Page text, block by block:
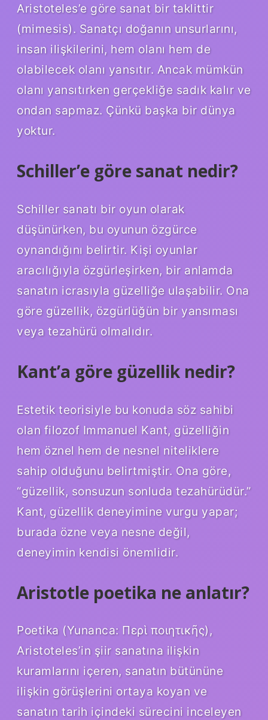
Aristoteles’e göre sanat bir taklittir
(mimesis). Sanatçı doğanın unsurlarını,
insan ilişkilerini, hem olanı hem de
olabilecek olanı yansıtır. Ancak mümkün
olanı yansıtırken gerçekliğe sadık kalır ve
ondan sapmaz. Çünkü başka bir dünya
yoktur.
Schiller’e göre sanat nedir?
Schiller sanatı bir oyun olarak
düşünürken, bu oyunun özgürce
oynandığını belirtir. Kişi oyunlar
aracılığıyla özgürleşirken, bir anlamda
sanatın icrasıyla güzelliğe ulaşabilir. Ona
göre güzellik, özgürlüğün bir yansıması
veya tezahürü olmalıdır.
Kant’a göre güzellik nedir?
Estetik teorisiyle bu konuda söz sahibi
olan filozof Immanuel Kant, güzelliğin
hem öznel hem de nesnel niteliklere
sahip olduğunu belirtmiştir. Ona göre,
“güzellik, sonsuzun sonluda tezahürüdür.”
Kant, güzellik deneyimine vurgu yapar;
burada özne veya nesne değil,
deneyimin kendisi önemlidir.
Aristotle poetika ne anlatır?
Poetika (Yunanca: Περὶ ποιητικῆς),
Aristoteles’in şiir sanatına ilişkin
kuramlarını içeren, sanatın bütününe
ilişkin görüşlerini ortaya koyan ve
sanatın tarih içindeki sürecini inceleyen